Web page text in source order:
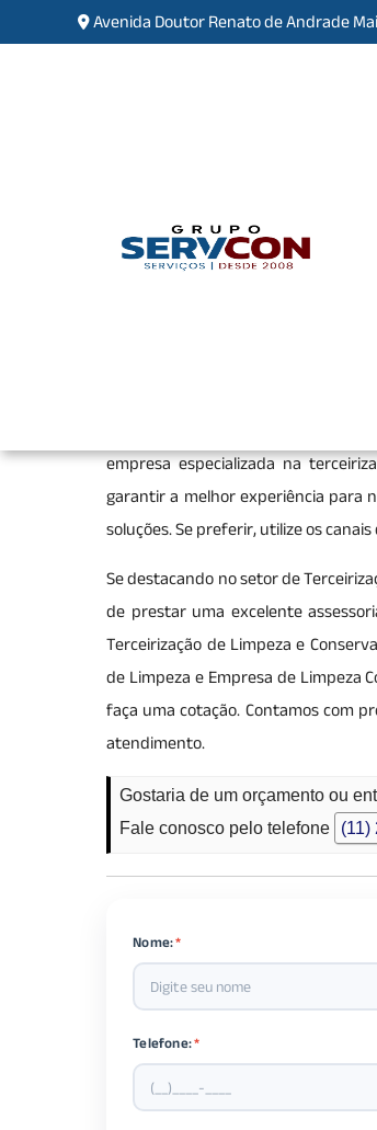
Avenida Doutor Renato de Andrade
Atibaia
compromisso e total segurança,
empresa especializada na
garantir a melhor experiência para
soluções. Se preferir, utilize os
Se destacando no setor de
de prestar uma excelente
Terceirização de Limpeza e
de Limpeza e Empresa de Limpeza
faça uma cotação. Contamos com
atendimento.
Gostaria de um orçamento ou
Fale conosco pelo telefone
(11)
Nome:*
Telefone:*